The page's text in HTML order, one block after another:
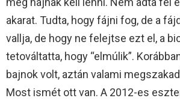
akarat. Tudta, hogy fájni fog, de a
vallja, de hogy ne felejtse ezt el, a
tetováltatta, hogy “elmúlik”.
bajnok volt, aztán valami
Most ismét ott van. A 2012-es